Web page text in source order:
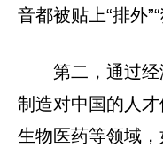
音都被贴上“排外”“
第二，通过
制造对中国的人才
生物医药等领域